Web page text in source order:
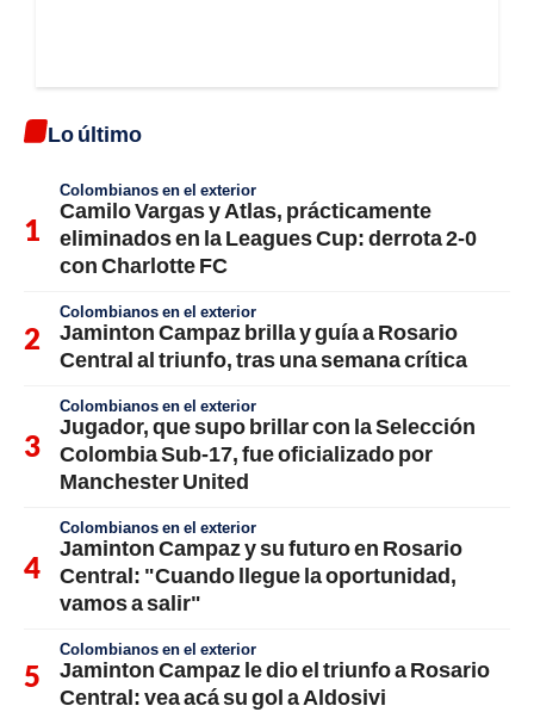
Lo último
Colombianos en el exterior
Camilo Vargas y Atlas, prácticamente
eliminados en la Leagues Cup: derrota 2-0
con Charlotte FC
Colombianos en el exterior
Jaminton Campaz brilla y guía a Rosario
Central al triunfo, tras una semana crítica
Colombianos en el exterior
Jugador, que supo brillar con la Selección
Colombia Sub-17, fue oficializado por
Manchester United
Colombianos en el exterior
Jaminton Campaz y su futuro en Rosario
Central: "Cuando llegue la oportunidad,
vamos a salir"
Colombianos en el exterior
Jaminton Campaz le dio el triunfo a Rosario
Central: vea acá su gol a Aldosivi